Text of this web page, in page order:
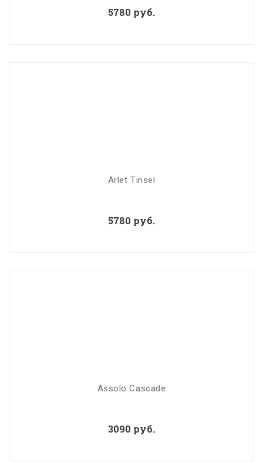
5780 руб.
Arlet Tinsel
5780 руб.
Assolo Cascade
3090 руб.